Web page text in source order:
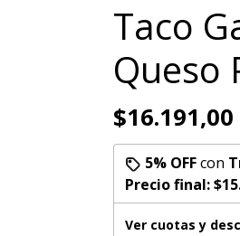
Taco
Queso
$16.191,00
5% OFFcon
Precio final:
Ver cuotas y